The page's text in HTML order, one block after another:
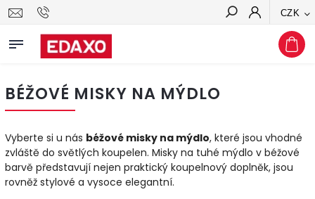
CZK
Hledat
BÉŽOVÉ MISKY NA MÝDLO
Vyberte si u nás béžové misky na mýdlo, které jsou vhodné
zvláště do světlých koupelen. Misky na tuhé mýdlo v béžové
barvě představují nejen praktický koupelnový doplněk, jsou
rovněž stylové a vysoce elegantní.